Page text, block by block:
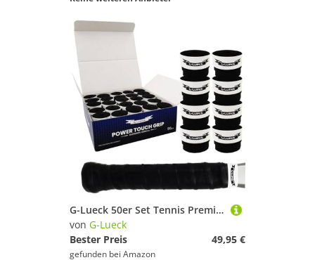
G-Lueck 50er Set Tennis Premium Overgrip Power Touch - Hoher Grip, Lange Haltbarkeit - 0,60mm Stärke | Griffband für Padel, Squash, Badminton Schläger | Anti-Rutsch (Schwarz)
von G-Lueck
Bester Preis
49,95 €
gefunden bei Amazon